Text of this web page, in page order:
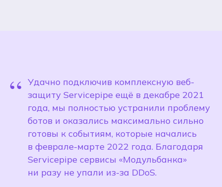
“ Удачно подключив комплексную веб-
защиту Servicepipe ещё в декабре 2021
года, мы полностью устранили проблему
ботов и оказались максимально сильно
готовы к событиям, которые начались
в феврале-марте 2022 года. Благодаря
Servicepipe сервисы «Модульбанка»
ни разу не упали из-за DDoS.